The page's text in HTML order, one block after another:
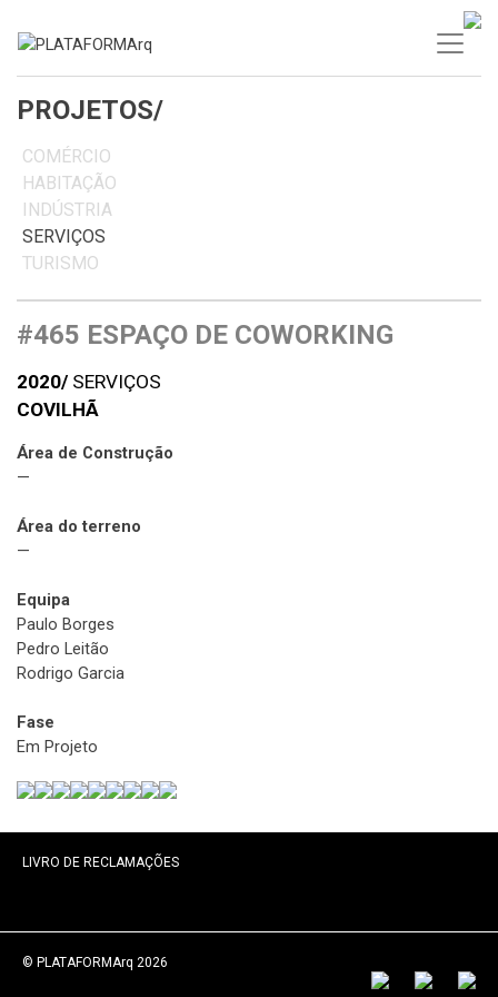
PROJETOS/
COMÉRCIO
HABITAÇÃO
INDÚSTRIA
SERVIÇOS
TURISMO
#465 ESPAÇO DE COWORKING
2020/ SERVIÇOS
COVILHÃ
Área de Construção
—
Área do terreno
—
Equipa
Paulo Borges
Pedro Leitão
Rodrigo Garcia
Fase
Em Projeto
LIVRO DE RECLAMAÇÕES
© PLATAFORMArq 2026